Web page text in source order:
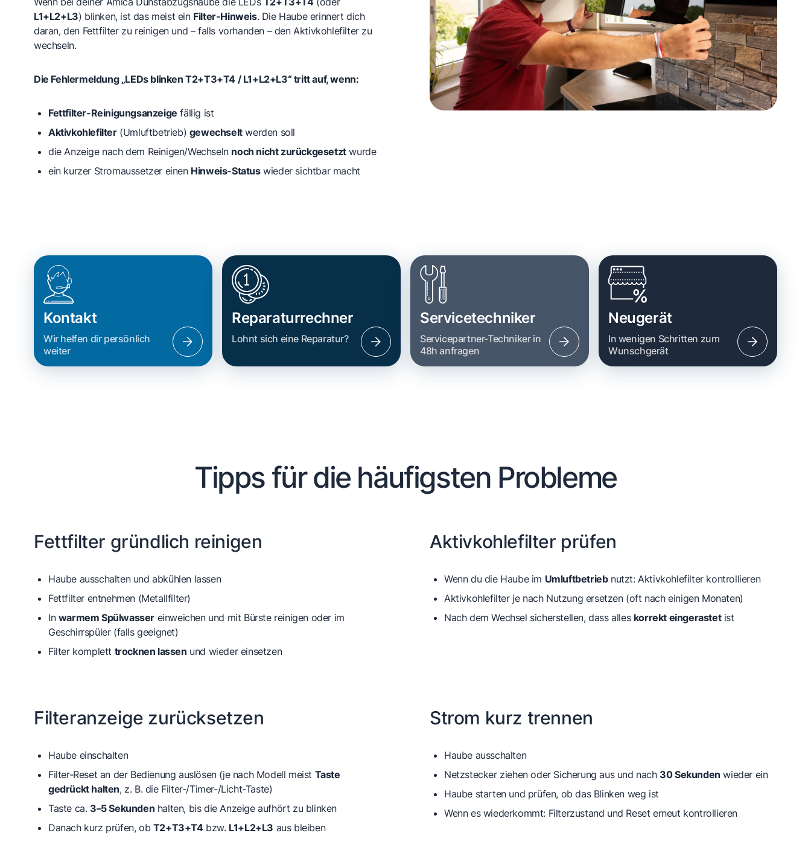
L1+L2+L3) blinken, ist das meist ein Filter-Hinweis. Die Haube erinnert dich
daran, den Fettfilter zu reinigen und – falls vorhanden – den Aktivkohlefilter zu
wechseln.
Die Fehlermeldung „LEDs blinken T2+T3+T4 / L1+L2+L3“ tritt auf, wenn:
Fettfilter-Reinigungsanzeige fällig ist
Aktivkohlefilter(Umluftbetrieb) gewechseltwerden soll
die Anzeige nach dem Reinigen/Wechseln noch nicht zurückgesetztwurde
ein kurzer Stromaussetzer einen Hinweis-Statuswieder sichtbar macht
Kontakt
Wir helfen dir persönlich
weiter
Reparaturrechner
Lohnt sich eine Reparatur?
Servicetechniker
Servicepartner-Techniker in
48h anfragen
Neugerät
In wenigen Schritten zum
Wunschgerät
Tipps für die häufigsten Probleme
Fettfilter gründlich reinigen
Haube ausschalten und abkühlen lassen
Fettfilter entnehmen (Metallfilter)
In warmem Spülwasser einweichen und mit Bürste reinigen oder im
Geschirrspüler (falls geeignet)
Filter komplett trocknen lassen und wieder einsetzen
Aktivkohlefilter prüfen
Wenn du die Haube im Umluftbetriebnutzt: Aktivkohlefilter kontrollieren
Aktivkohlefilter je nach Nutzung ersetzen (oft nach einigen Monaten)
Nach dem Wechsel sicherstellen, dass alles korrekt eingerastetist
Filteranzeige zurücksetzen
Haube einschalten
Filter-Reset an der Bedienung auslösen (je nach Modell meist Taste
gedrückt halten, z. B. die Filter-/Timer-/Licht-Taste)
Taste ca. 3–5 Sekunden halten, bis die Anzeige aufhört zu blinken
Danach kurz prüfen, ob T2+T3+T4bzw. L1+L2+L3 aus bleiben
Strom kurz trennen
Haube ausschalten
Netzstecker ziehenoderSicherung aus und nach 30 Sekunden wieder ein
Haube starten und prüfen, ob das Blinken weg ist
Wenn es wiederkommt: Filterzustand und Reset erneut kontrollieren